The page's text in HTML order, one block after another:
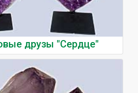
друзы "Сердце"